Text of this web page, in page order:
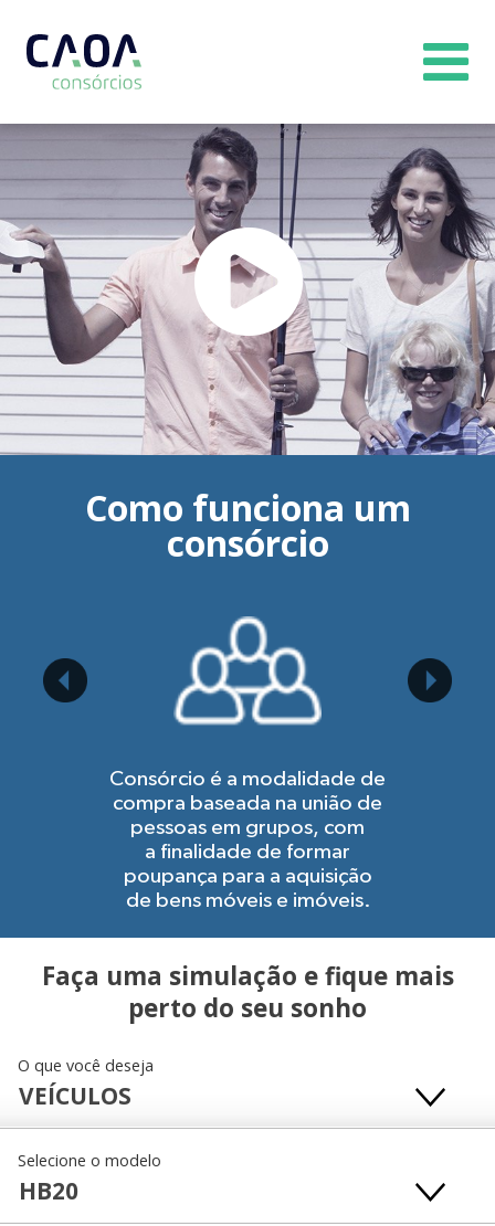
Como funciona um
consórcio
Consórcio é a modalidade de
compra baseada na união de
pessoas em grupos, com
a finalidade de formar
poupança para a aquisição
de bens móveis e imóveis.
Faça uma simulação e fique mais
perto do seu sonho
O que você deseja
VEÍCULOS
Selecione o modelo
HB20